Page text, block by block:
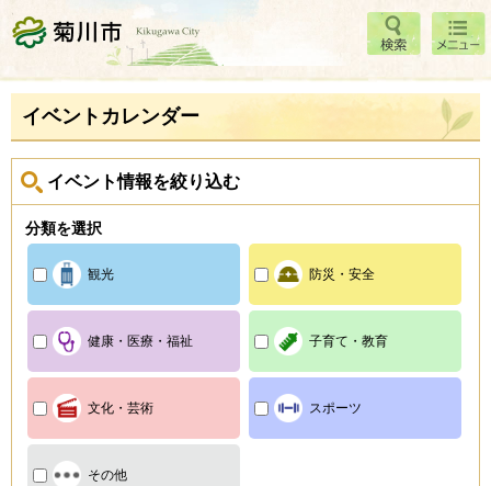
菊川市 検索
メニ
ュー
イベントカレンダー
イベント情報を絞り込む
分類を選択
観光 防災・安全
健康・医療・福祉 子育て・教育
文化・芸術 スポーツ
その他